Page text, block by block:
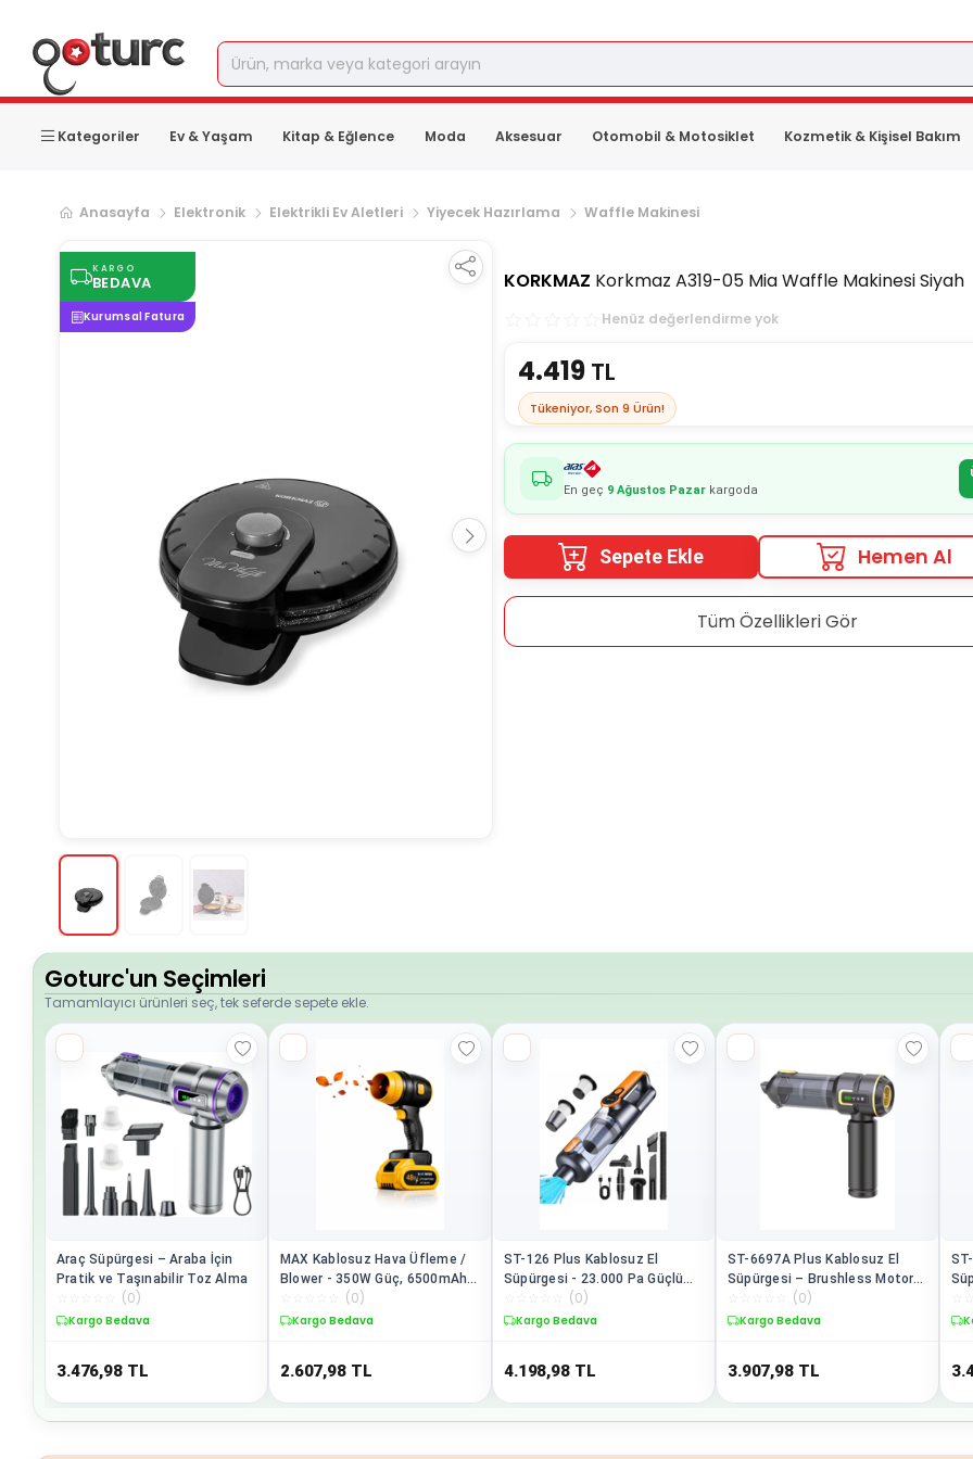
Kategoriler Ev & Yaşam Kitap & Eğlence Moda Aksesuar Otomobil & Motosiklet Kozmetik & Kişisel Bakım
Anasayfa Elektronik Elektrikli Ev Aletleri Yiyecek Hazırlama Waffle Makinesi
KARGO
BEDAVA
Kurumsal Fatura
KORKMAZ Korkmaz A319-05 Mia Waffle Makinesi Siyah
Henüz değerlendirme yok
4.419TL
Tükeniyor, Son 9 Ürün!
En geç 9 Ağustos Pazarkargoda
Sepete Ekle Hemen Al
Tüm Özellikleri Gör
Goturc'un Seçimleri
Tamamlayıcı ürünleri seç, tek seferde sepete ekle.
Araç Süpürgesi – Araba İçin
Pratik ve Taşınabilir Toz Alma
(0)
Kargo Bedava
3.476,98 TL
MAX Kablosuz Hava Üfleme /
Blower - 350W Güç, 6500mAh
Pil, Şarj Edilebilir Taşınabilir
Üfleme Cihazı
(0)
Kargo Bedava
2.607,98 TL
ST-126 Plus Kablosuz El
Süpürgesi - 23.000 Pa Güçlü
(0)
Kargo Bedava
4.198,98 TL
ST-6697A Plus Kablosuz El
Süpürgesi – Brushless Motor
Teknolojisi(0)
Kargo Bedava
3.907,98 TL